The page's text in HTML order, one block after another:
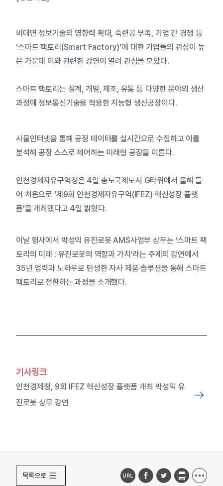
비대면 정보기술의 영향력 확대, 숙련공 부족, 기업 간 경쟁 등
‘스마트 팩토리(Smart Factory)’에 대한 기업들의 관심이 높
은 가운데 이와 관련한 강연이 열려 관심을 모았다.
스마트 팩토리는 설계, 개발, 제조, 유통 등 다양한 분야의 생산
과정에 정보통신기술을 적용한 지능형 생산공장이다.
사물인터넷을 통해 공정 데이터를 실시간으로 수집하고 이를
분석해 공장 스스로 제어하는 미래형 공장을 이른다.
인천경제자유구역청은 4일 송도국제도시 G타워에서 올해 들
어 처음으로 ‘제9회 인천경제자유구역(IFEZ) 혁신성장 플랫
폼’을 개최했다고 4일 밝혔다.
이날 행사에서 박성익 유진로봇 AMS사업부 상무는 ‘스마트 팩
토리의 미래 : 유진로봇의 역할과 가치’라는 주제의 강연에서
35년 업력과 노하우로 탄생한 자사 제품·솔루션을 통해 스마트
팩토리로 전환하는 과정을 소개했다.
기사링크
인천경제청, 9회 IFEZ 혁신성장 플랫폼 개최 박성익 유
진로봇 상무 강연
목록으로